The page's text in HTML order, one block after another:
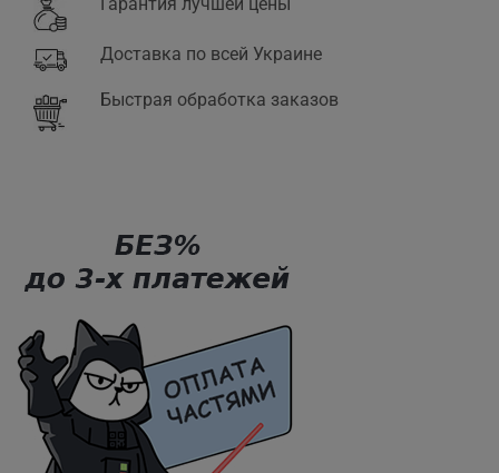
Доставка по всей Украине
Быстрая обработка заказов